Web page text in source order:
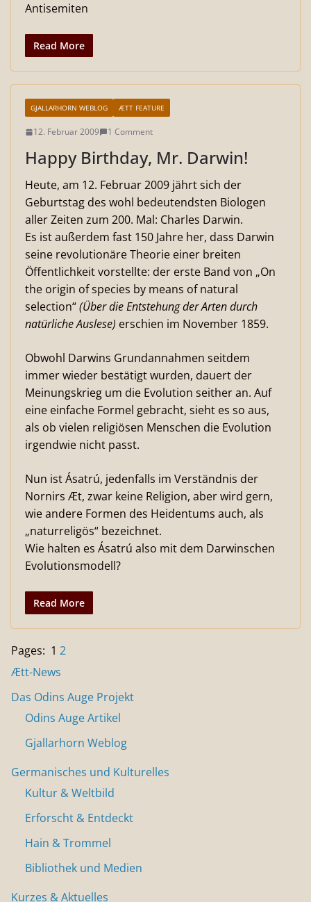
Antisemiten
Read More
GJALLARHORN WEBLOG ÆTT FEATURE
12. Februar 2009 1 Comment
Happy Birthday, Mr. Darwin!
Heute, am 12. Februar 2009 jährt sich der
Geburtstag des wohl bedeutendsten Biologen
aller Zeiten zum 200. Mal: Charles Darwin.
Es ist außerdem fast 150 Jahre her, dass Darwin
seine revolutionäre Theorie einer breiten
Öffentlichkeit vorstellte: der erste Band von „On
the origin of species by means of natural
selection“(Über die Entstehung der Arten durch
natürliche Auslese) erschien im November 1859.
Obwohl Darwins Grundannahmen seitdem
immer wieder bestätigt wurden, dauert der
Meinungskrieg um die Evolution seither an. Auf
eine einfache Formel gebracht, sieht es so aus,
als ob vielen religiösen Menschen die Evolution
irgendwie nicht passt.
Nun ist Ásatrú, jedenfalls im Verständnis der
Nornirs Æt, zwar keine Religion, aber wird gern,
wie andere Formen des Heidentums auch, als
„naturreligös“ bezeichnet.
Wie halten es Ásatrú also mit dem Darwinschen
Evolutionsmodell?
Read More
Pages: 1 2
Ætt-News
Das Odins Auge Projekt
Odins Auge Artikel
Gjallarhorn Weblog
Germanisches und Kulturelles
Kultur & Weltbild
Erforscht & Entdeckt
Hain & Trommel
Bibliothek und Medien
Kurzes & Aktuelles